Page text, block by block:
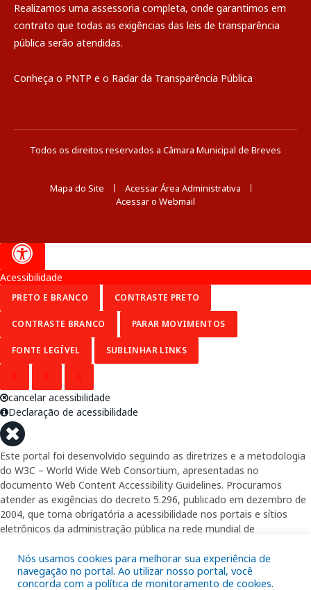
Realizamos uma assessoria completa, onde garantimos em
contrato que todas as exigências das leis de transparência
pública serão atendidas.
Conheça o PNTP e o Radar da Transparência Pública
Todos os direitos reservados a Câmara Municipal de Breves
Mapa do Site
Acessar Área Administrativa
Acessar o Webmail
Nós usamos cookies para melhorar sua experiência de
navegação no portal. Ao utilizar nosso portal, você
concorda com a política de monitoramento de cookies.
Acessibilidade
PRETO E BRANCO CONTRASTE PRETO
CONTRASTE BRANCO PARAR MOVIMENTOS
FONTE LEGÍVEL SUBLINHAR LINKS
cancelar acessibilidade
Declaração de acessibilidade
Este portal foi desenvolvido seguindo as diretrizes e a metodologia
do W3C – World Wide Web Consortium, apresentadas no
documento Web Content Accessibility Guidelines. Procuramos
atender as exigências do decreto 5.296, publicado em dezembro de
2004, que torna obrigatória a acessibilidade nos portais e sítios
eletrônicos da administração pública na rede mundial de
garantindo-lhes o pleno acesso aos conteúdos disponíveis.
Além de validações automáticas, foram realizados testes em